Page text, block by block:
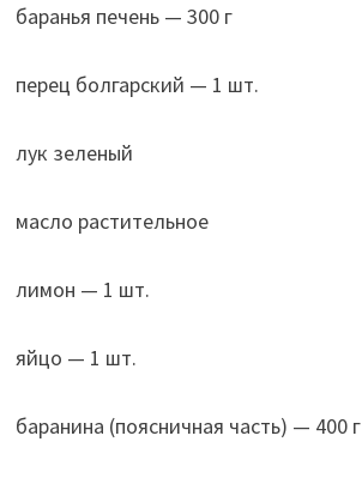
баранья печень — 300 г
перец болгарский — 1 шт.
лук зеленый
масло растительное
лимон — 1 шт.
яйцо — 1 шт.
баранина (поясничная часть) — 400 г